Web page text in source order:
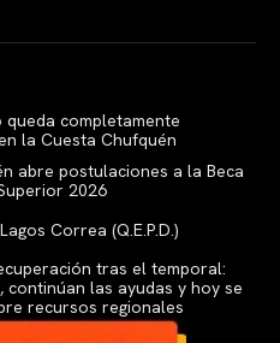
queda completamente
la Cuesta Chufquén
abre postulaciones a la Beca
2026
Correa (Q.E.P.D.)
tras el temporal:
las ayudas y hoy se
recursos regionales